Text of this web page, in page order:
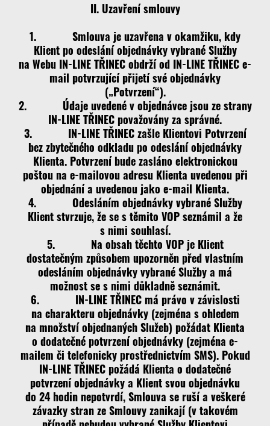
II. Uzavření smlouvy
1. Smlouva je uzavřena v okamžiku, kdy
Klient po odeslání objednávky vybrané Služby
na Webu IN-LINE TŘINEC obdrží od IN-LINE TŘINEC e-
mail potvrzující přijetí své objednávky
(„Potvrzení“).
2. Údaje uvedené v objednávce jsou ze strany
IN-LINE TŘINEC považovány za správné.
3. IN-LINE TŘINEC zašle Klientovi Potvrzení
bez zbytečného odkladu po odeslání objednávky
Klienta. Potvrzení bude zasláno elektronickou
poštou na e-mailovou adresu Klienta uvedenou při
objednání a uvedenou jako e-mail Klienta.
4. Odesláním objednávky vybrané Služby
Klient stvrzuje, že se s těmito VOP seznámil a že
s nimi souhlasí.
5. Na obsah těchto VOP je Klient
dostatečným způsobem upozorněn před vlastním
odesláním objednávky vybrané Služby a má
možnost se s nimi důkladně seznámit.
6. IN-LINE TŘINEC má právo v závislosti
na charakteru objednávky (zejména s ohledem
na množství objednaných Služeb) požádat Klienta
o dodatečné potvrzení objednávky (zejména e-
mailem či telefonicky prostřednictvím SMS). Pokud
IN-LINE TŘINEC požádá Klienta o dodatečné
potvrzení objednávky a Klient svou objednávku
do 24 hodin nepotvrdí, Smlouva se ruší a veškeré
závazky stran ze Smlouvy zanikají (v takovém